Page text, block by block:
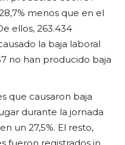
menos que en el
ellos, 263.434
la baja laboral
no han producido baja
que causaron baja
durante la jornada
un 27,5%. El resto,
fueron registrados in